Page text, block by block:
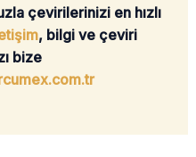
çevirilerinizi en hızlı
, bilgi ve çeviri
bize